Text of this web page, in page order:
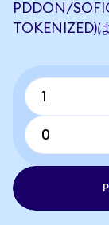
PDDON/
TOKENIZED)